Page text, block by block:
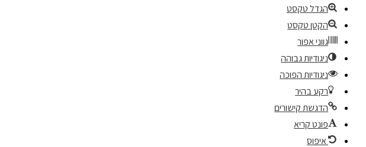
הגדל טקסט
הקטן טקסט
גווני אפור
ניגודיות גבוהה
ניגודיות הפוכה
רקע בהיר
הדגשת קישורים
פונט קריא
איפוס